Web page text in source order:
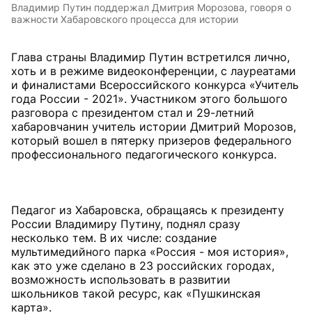
Владимир Путин поддержал Дмитрия Морозова, говоря о
важности Хабаровского процесса для истории
Глава страны Владимир Путин встретился лично,
хоть и в режиме видеоконференции, с лауреатами
и финалистами Всероссийского конкурса «Учитель
года России - 2021». Участником этого большого
разговора с президентом стал и 29-летний
хабаровчанин учитель истории Дмитрий Морозов,
который вошел в пятерку призеров федерального
профессионального педагогического конкурса.
Педагог из Хабаровска, обращаясь к президенту
России Владимиру Путину, поднял сразу
несколько тем. В их числе: создание
мультимедийного парка «Россия - моя история»,
как это уже сделано в 23 российских городах,
возможность использовать в развитии
школьников такой ресурс, как «Пушкинская
карта».